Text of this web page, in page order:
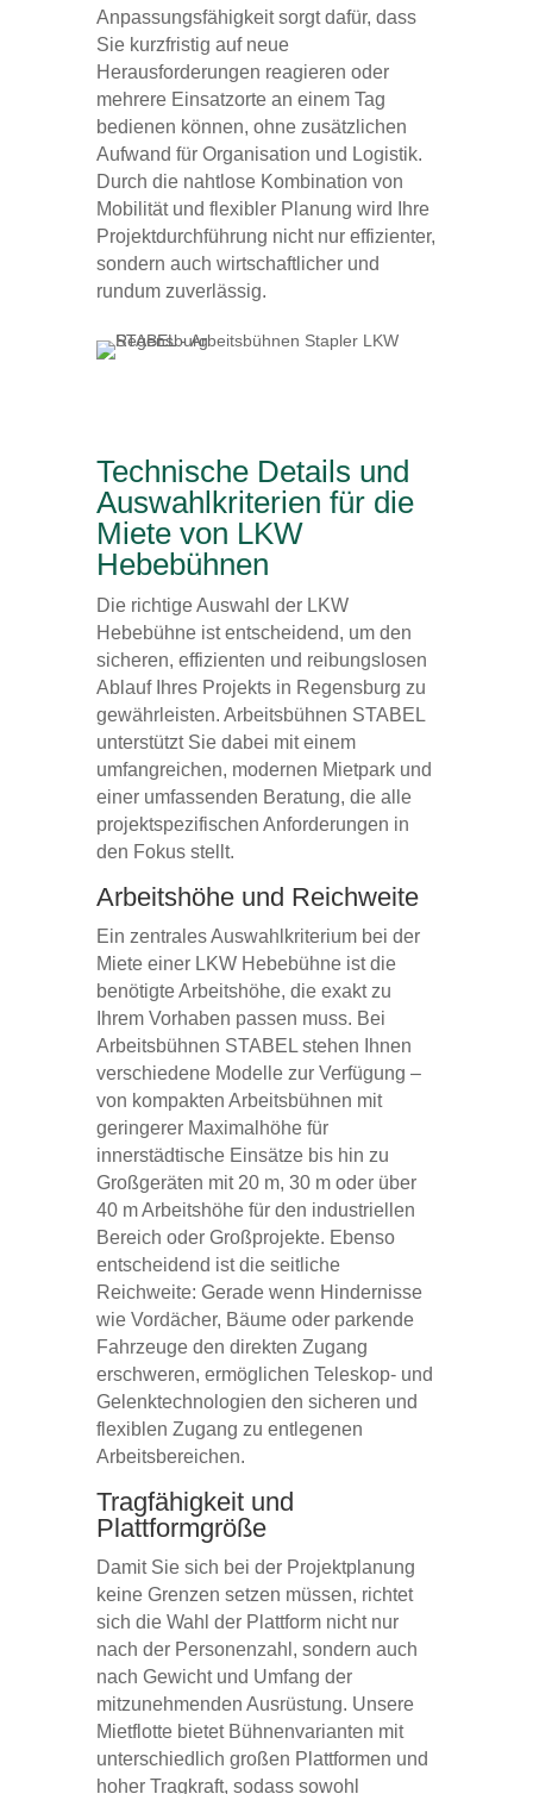
Anpassungsfähigkeit sorgt dafür, dass
Sie kurzfristig auf neue
Herausforderungen reagieren oder
mehrere Einsatzorte an einem Tag
bedienen können, ohne zusätzlichen
Aufwand für Organisation und Logistik.
Durch die nahtlose Kombination von
Mobilität und flexibler Planung wird Ihre
Projektdurchführung nicht nur effizienter,
sondern auch wirtschaftlicher und
rundum zuverlässig.
Technische Details und
Auswahlkriterien für die
Miete von LKW
Hebebühnen
Die richtige Auswahl der LKW
Hebebühne ist entscheidend, um den
sicheren, effizienten und reibungslosen
Ablauf Ihres Projekts in Regensburg zu
gewährleisten. Arbeitsbühnen STABEL
unterstützt Sie dabei mit einem
umfangreichen, modernen Mietpark und
einer umfassenden Beratung, die alle
projektspezifischen Anforderungen in
den Fokus stellt.
Arbeitshöhe und Reichweite
Ein zentrales Auswahlkriterium bei der
Miete einer LKW Hebebühne ist die
benötigte Arbeitshöhe, die exakt zu
Ihrem Vorhaben passen muss. Bei
Arbeitsbühnen STABEL stehen Ihnen
verschiedene Modelle zur Verfügung –
von kompakten Arbeitsbühnen mit
geringerer Maximalhöhe für
innerstädtische Einsätze bis hin zu
Großgeräten mit 20 m, 30 m oder über
40 m Arbeitshöhe für den industriellen
Bereich oder Großprojekte. Ebenso
entscheidend ist die seitliche
Reichweite: Gerade wenn Hindernisse
wie Vordächer, Bäume oder parkende
Fahrzeuge den direkten Zugang
erschweren, ermöglichen Teleskop- und
Gelenktechnologien den sicheren und
flexiblen Zugang zu entlegenen
Arbeitsbereichen.
Tragfähigkeit und
Plattformgröße
Damit Sie sich bei der Projektplanung
keine Grenzen setzen müssen, richtet
sich die Wahl der Plattform nicht nur
nach der Personenzahl, sondern auch
nach Gewicht und Umfang der
mitzunehmenden Ausrüstung. Unsere
Mietflotte bietet Bühnenvarianten mit
unterschiedlich großen Plattformen und
hoher Tragkraft, sodass sowohl